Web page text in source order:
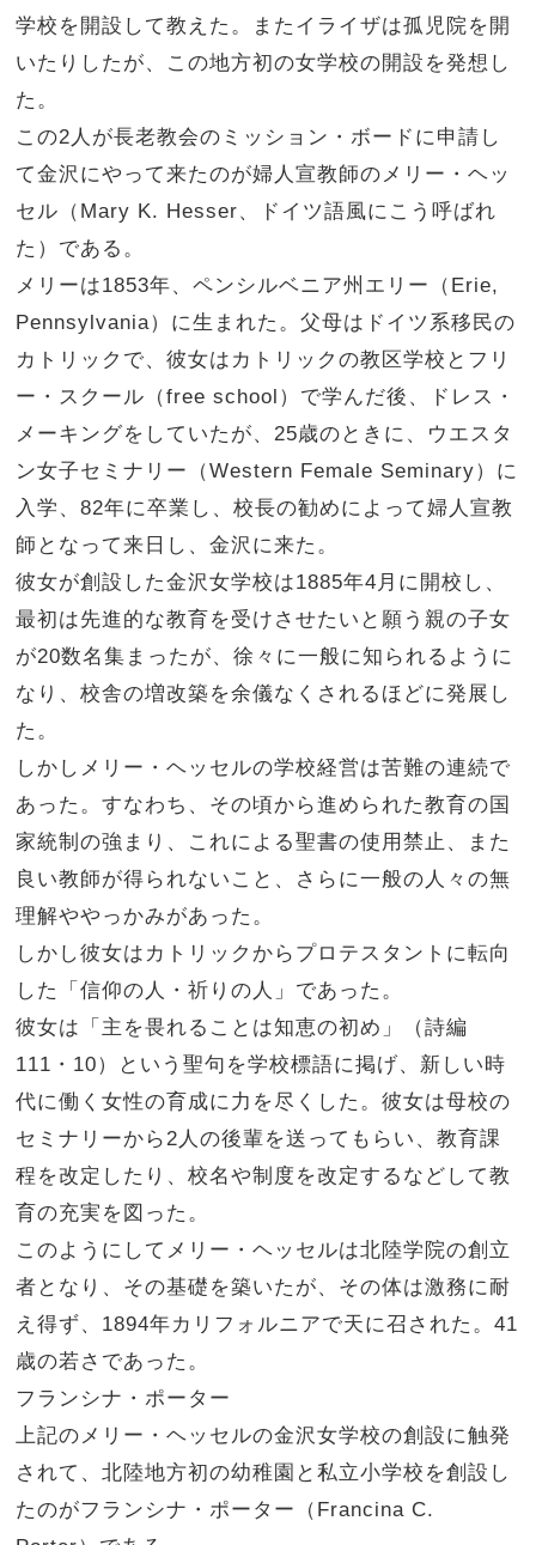
学校を開設して教えた。またイライザは孤児院を開
いたりしたが、この地方初の女学校の開設を発想し
た。
この2人が長老教会のミッション・ボードに申請し
て金沢にやって来たのが婦人宣教師のメリー・ヘッ
セル（Mary K. Hesser、ドイツ語風にこう呼ばれ
た）である。
メリーは1853年、ペンシルベニア州エリー（Erie,
Pennsylvania）に生まれた。父母はドイツ系移民の
カトリックで、彼女はカトリックの教区学校とフリ
ー・スクール（free school）で学んだ後、ドレス・
メーキングをしていたが、25歳のときに、ウエスタ
ン女子セミナリー（Western Female Seminary）に
入学、82年に卒業し、校長の勧めによって婦人宣教
師となって来日し、金沢に来た。
彼女が創設した金沢女学校は1885年4月に開校し、
最初は先進的な教育を受けさせたいと願う親の子女
が20数名集まったが、徐々に一般に知られるように
なり、校舎の増改築を余儀なくされるほどに発展し
た。
しかしメリー・ヘッセルの学校経営は苦難の連続で
あった。すなわち、その頃から進められた教育の国
家統制の強まり、これによる聖書の使用禁止、また
良い教師が得られないこと、さらに一般の人々の無
理解ややっかみがあった。
しかし彼女はカトリックからプロテスタントに転向
した「信仰の人・祈りの人」であった。
彼女は「主を畏れることは知恵の初め」（詩編
111・10）という聖句を学校標語に掲げ、新しい時
代に働く女性の育成に力を尽くした。彼女は母校の
セミナリーから2人の後輩を送ってもらい、教育課
程を改定したり、校名や制度を改定するなどして教
育の充実を図った。
このようにしてメリー・ヘッセルは北陸学院の創立
者となり、その基礎を築いたが、その体は激務に耐
え得ず、1894年カリフォルニアで天に召された。41
歳の若さであった。
フランシナ・ポーター
上記のメリー・ヘッセルの金沢女学校の創設に触発
されて、北陸地方初の幼稚園と私立小学校を創設し
たのがフランシナ・ポーター（Francina C.